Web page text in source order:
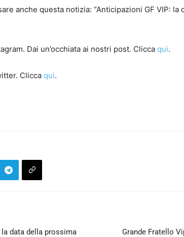
anche questa notizia: “Anticipazioni GF VIP: la
Dai un’occhiata ai nostri post. Clicca qui.
Clicca qui.
data della prossima
Grande Fratello